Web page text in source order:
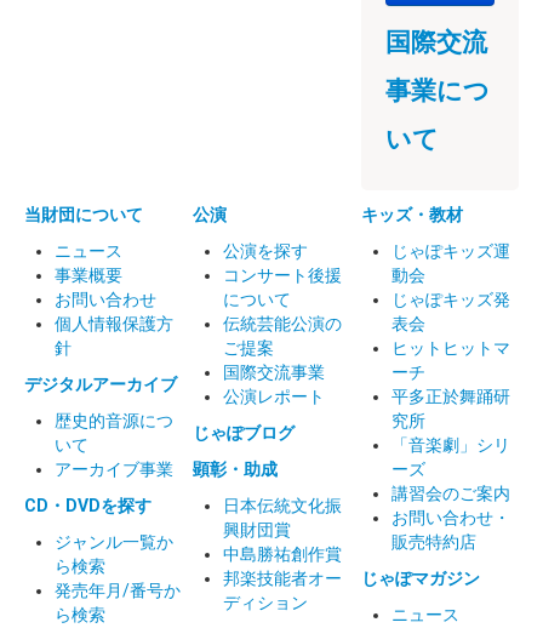
国際交流
事業につ
いて
当財団について
ニュース
事業概要
お問い合わせ
個人情報保護方
針
デジタルアーカイブ
歴史的音源につ
いて
アーカイブ事業
CD・DVDを探す
ジャンル一覧か
ら検索
発売年月/番号か
ら検索
公演
公演を探す
コンサート後援
について
伝統芸能公演の
ご提案
国際交流事業
公演レポート
じゃぽブログ
顕彰・助成
日本伝統文化振
興財団賞
中島勝祐創作賞
邦楽技能者オー
ディション
キッズ・教材
じゃぽキッズ運
動会
じゃぽキッズ発
表会
ヒットヒットマ
ーチ
平多正於舞踊研
究所
「音楽劇」シリ
ーズ
講習会のご案内
お問い合わせ・
販売特約店
じゃぽマガジン
ニュース